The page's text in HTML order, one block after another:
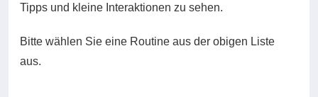
Tipps und kleine Interaktionen zu sehen.
Bitte wählen Sie eine Routine aus der obigen Liste
aus.